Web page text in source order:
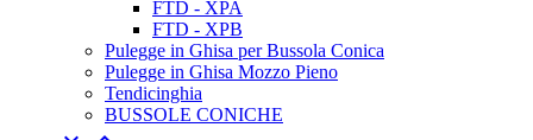
FTD - XPA
FTD - XPB
Pulegge in Ghisa per Bussola Conica
Pulegge in Ghisa Mozzo Pieno
Tendicinghia
BUSSOLE CONICHE